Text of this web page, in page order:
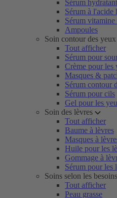
Sérum hydratant
Sérum à l'acide
Sérum vitamine
Ampoules
Soin contour des yeux
Tout afficher
Sérum pour
Crème pour les
Masques &
Sérum contour
Sérum pour cils
Gel pour les
Soin des lèvres
Tout afficher
Baume à lèvres
Masques à
Huile pour les
Gommage à
Sérum pour les
Soins selon les
Tout afficher
Peau grasse